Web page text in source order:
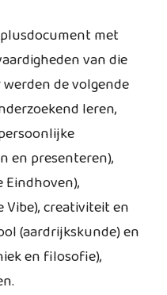
met
van die
de volgende
leren,
en presenteren),
Eindhoven),
Vibe), creativiteit en
(aardrijkskunde) en
en filosofie),